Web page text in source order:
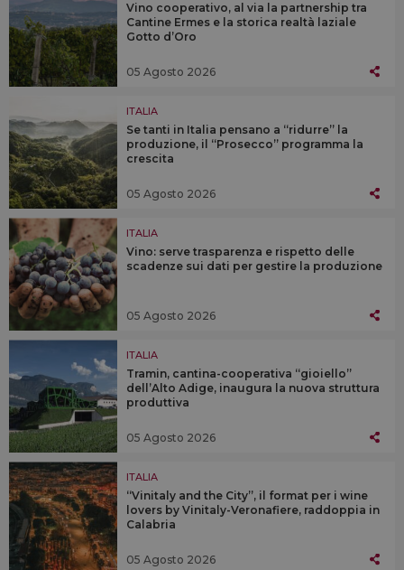
Vino cooperativo, al via la partnership tra
Cantine Ermes e la storica realtà laziale
Gotto d’Oro
05 Agosto 2026
ITALIA
Se tanti in Italia pensano a “ridurre” la
produzione, il “Prosecco” programma la
crescita
05 Agosto 2026
ITALIA
Vino: serve trasparenza e rispetto delle
scadenze sui dati per gestire la produzione
05 Agosto 2026
ITALIA
Tramin, cantina-cooperativa “gioiello”
dell’Alto Adige, inaugura la nuova struttura
produttiva
05 Agosto 2026
ITALIA
“Vinitaly and the City”, il format per i wine
lovers by Vinitaly-Veronafiere, raddoppia in
Calabria
05 Agosto 2026